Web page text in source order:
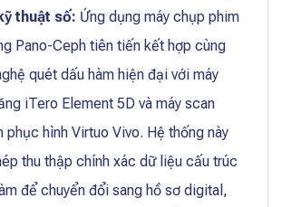
thuật số: Ứng dụng máy chụp phim
Pano-Ceph tiên tiến kết hợp cùng
quét dấu hàm hiện đại với máy
iTero Element 5D và máy scan
phục hình Virtuo Vivo. Hệ thống này
thu thập chính xác dữ liệu cấu trúc
để chuyển đổi sang hồ sơ digital,